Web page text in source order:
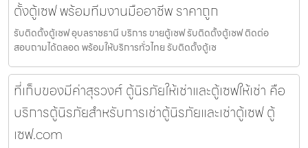
ตั้งตู้เซฟ พร้อมทีมงานมืออาชีพ ราคาถูก
รับติดตั้งตู้เซฟ อุบลราชธานี บริการ ขายตู้เซฟ รับติดตั้งตู้เซฟ ติดต่อ
สอบถามได้ตลอด พร้อมให้บริการทั่วไทย รับติดตั้งตู้เซ
ที่เก็บของมีค่าสุรวงศ์ ตู้นิรภัยให้เช่าและตู้เซฟให้เช่า คือ
บริการตู้นิรภัยสำหรับการเช่าตู้นิรภัยและเช่าตู้เซฟ ตู้
เซฟ.com